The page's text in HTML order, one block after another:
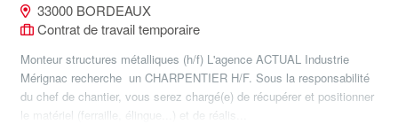
33000 BORDEAUX
Contrat de travail temporaire
Monteur structures métalliques (h/f) L'agence ACTUAL Industrie
Mérignac recherche un CHARPENTIER H/F. Sous la responsabilité
du chef de chantier, vous serez chargé(e) de récupérer et positionner
le matériel (ferraille, élingue...) et de réalis...